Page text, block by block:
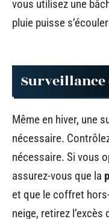
vous utilisez une
pluie puisse
Même en hiver, une
nécessaire.
nécessaire. Si vous
assurez-vous que la
et que le coffret
neige, retirez